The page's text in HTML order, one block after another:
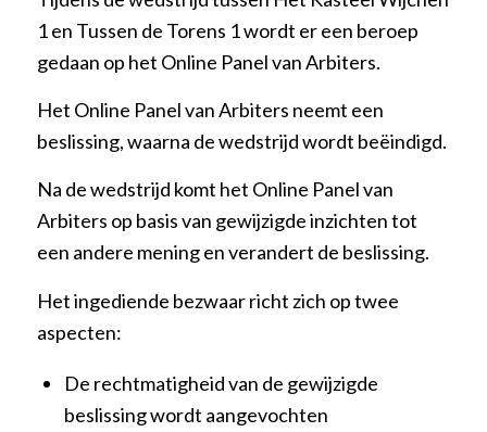
1 en Tussen de Torens 1 wordt er een beroep
gedaan op het Online Panel van Arbiters.
Het Online Panel van Arbiters neemt een
beslissing, waarna de wedstrijd wordt beëindigd.
Na de wedstrijd komt het Online Panel van
Arbiters op basis van gewijzigde inzichten tot
een andere mening en verandert de beslissing.
Het ingediende bezwaar richt zich op twee
aspecten:
De rechtmatigheid van de gewijzigde
beslissing wordt aangevochten